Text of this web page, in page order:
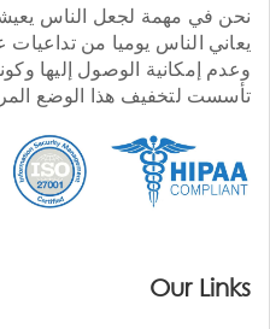
نحن في مهمة لجعل الناس
يعاني الناس يوميا من تداعيات
وعدم إمكانية الوصول إليها
تأسست لتخفيف هذا الوضع
Our Links